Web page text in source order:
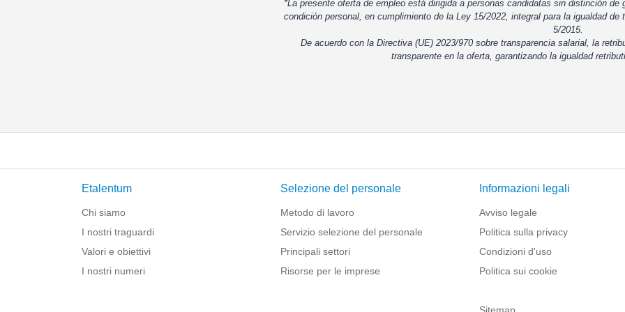
*La presente oferta de empleo está dirigida a personas candidatas sin distinción
condición personal, en cumplimiento de la Ley 15/2022, integral para la igualdad
5/2015.
De acuerdo con la Directiva (UE) 2023/970 sobre transparencia salarial, la
transparente en la oferta, garantizando la igualdad
Etalentum
Chi siamo
I nostri traguardi
Valori e obiettivi
I nostri numeri
Selezione del personale
Metodo di lavoro
Servizio selezione del personale
Principali settori
Risorse per le imprese
Informazioni legali
Avviso legale
Politica sulla privacy
Condizioni d'uso
Politica sui cookie